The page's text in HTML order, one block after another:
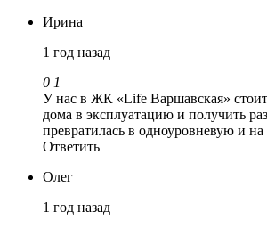
Ирина
1 год назад
0 1
У нас в ЖК «Life Варшавская»
дома в эксплуатацию и получить
превратилась в одноуровневую и
Ответить
Олег
1 год назад